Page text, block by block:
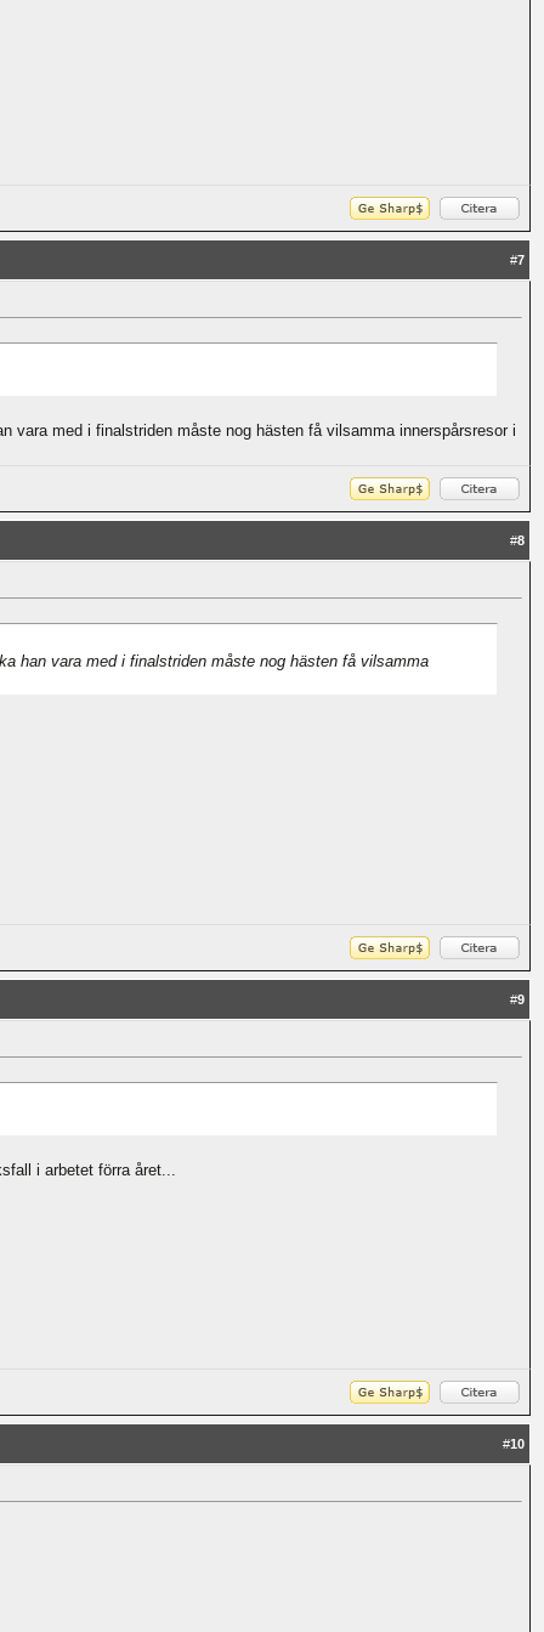
#7
vara med i finalstriden måste nog hästen få vilsamma innerspårsresor i
#8
han vara med i finalstriden måste nog hästen få vilsamma
#9
i arbetet förra året...
#10